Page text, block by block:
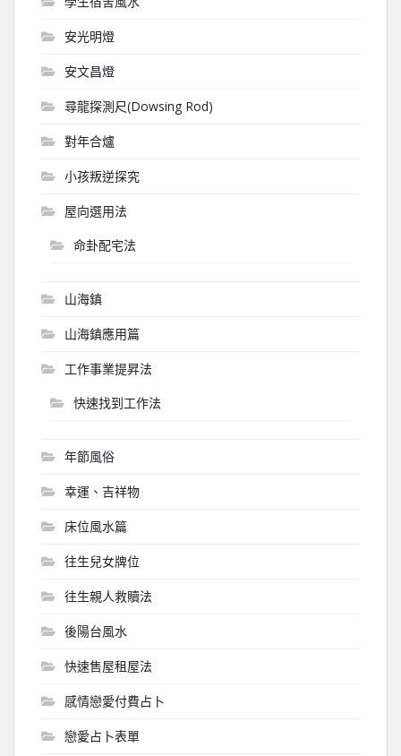
安光明燈
安文昌燈
尋龍探測尺(Dowsing Rod)
對年合爐
小孩叛逆探究
屋向選用法
命卦配宅法
山海鎮
山海鎮應用篇
工作事業提昇法
快速找到工作法
年節風俗
幸運、吉祥物
床位風水篇
往生兒女牌位
往生親人救贖法
後陽台風水
快速售屋租屋法
感情戀愛付費占卜
戀愛占卜表單